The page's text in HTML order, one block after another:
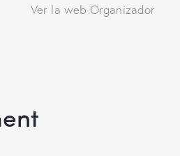
Ver la web Organizador